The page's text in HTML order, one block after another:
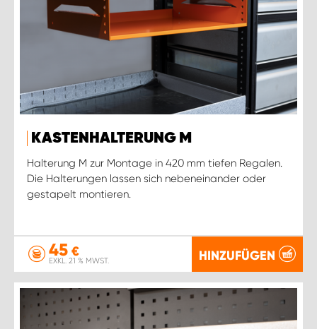
KASTENHALTERUNG M
Halterung M zur Montage in 420 mm tiefen Regalen.
Die Halterungen lassen sich nebeneinander oder
gestapelt montieren.
45 €
EXKL. 21 % MWST. HINZUFÜGEN